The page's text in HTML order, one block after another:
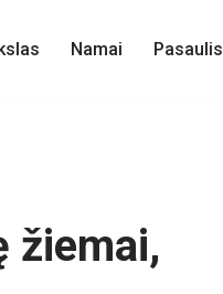
Namai Pasaulis
žiemai,